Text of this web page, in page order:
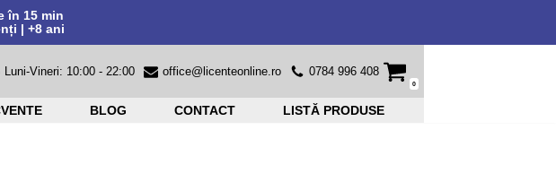
în 15 min
| +8 ani
Luni-Vineri: 10:00 - 22:00 office@licenteonline.ro 0784 996 408
0
BLOG CONTACT LISTĂ PRODUSE